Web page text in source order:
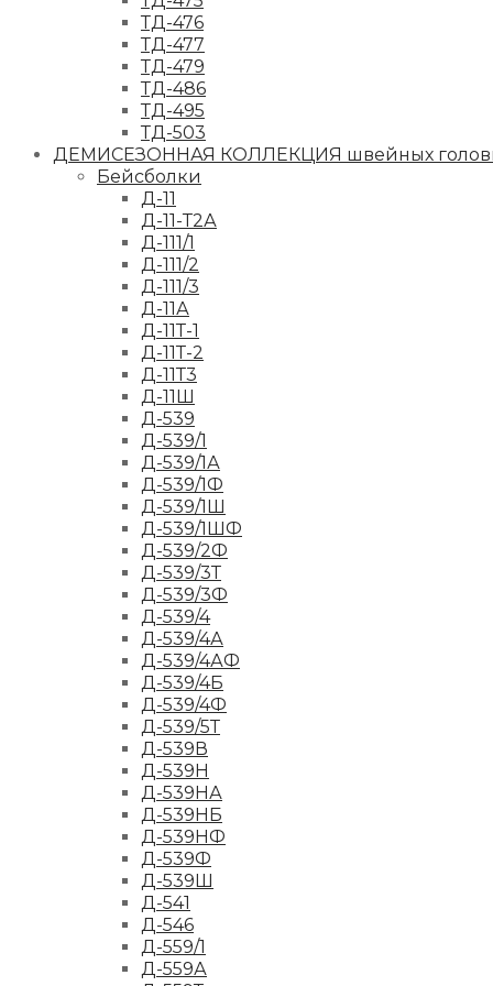
ТД-476
ТД-477
ТД-479
ТД-486
ТД-495
ТД-503
ДЕМИСЕЗОННАЯ КОЛЛЕКЦИЯ швейных
Бейсболки
Д-11
Д-11-Т2А
Д-111/1
Д-111/2
Д-111/3
Д-11А
Д-11Т-1
Д-11Т-2
Д-11Т3
Д-11Ш
Д-539
Д-539/1
Д-539/1А
Д-539/1Ф
Д-539/1Ш
Д-539/1ШФ
Д-539/2Ф
Д-539/3Т
Д-539/3Ф
Д-539/4
Д-539/4А
Д-539/4АФ
Д-539/4Б
Д-539/4Ф
Д-539/5Т
Д-539В
Д-539Н
Д-539НА
Д-539НБ
Д-539НФ
Д-539Ф
Д-539Ш
Д-541
Д-546
Д-559/1
Д-559А